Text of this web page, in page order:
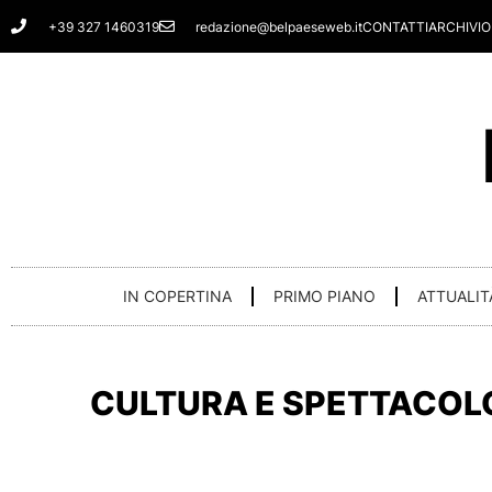
Vai
al
+39 327 1460319 redazione@belpaeseweb.itCONTATTIARCHIVIO
IN COPERTINA PRIMO PIANO
CULTURA E